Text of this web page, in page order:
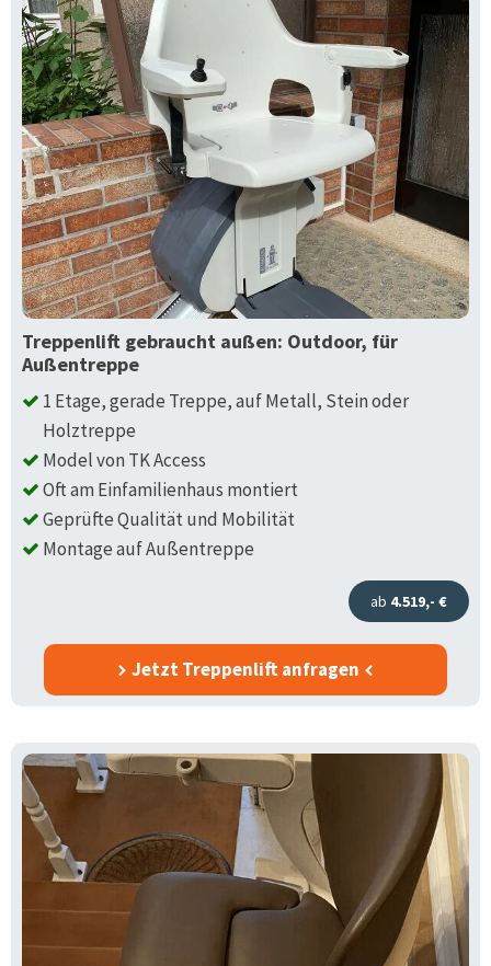
Treppenlift gebraucht außen: Outdoor, für
Außentreppe
1 Etage, gerade Treppe, auf Metall, Stein oder
Holztreppe
Model von TK Access
Oft am Einfamilienhaus montiert
Geprüfte Qualität und Mobilität
Montage auf Außentreppe
ab 4.519,- €
Jetzt Treppenlift anfragen